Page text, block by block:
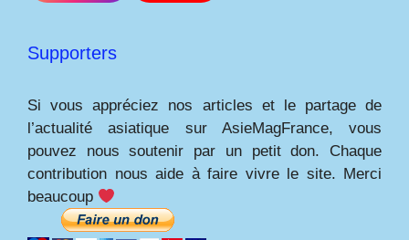
Supporters
Si vous appréciez nos articles et le partage de
l’actualité asiatique sur AsieMagFrance, vous
pouvez nous soutenir par un petit don. Chaque
contribution nous aide à faire vivre le site. Merci
beaucoup